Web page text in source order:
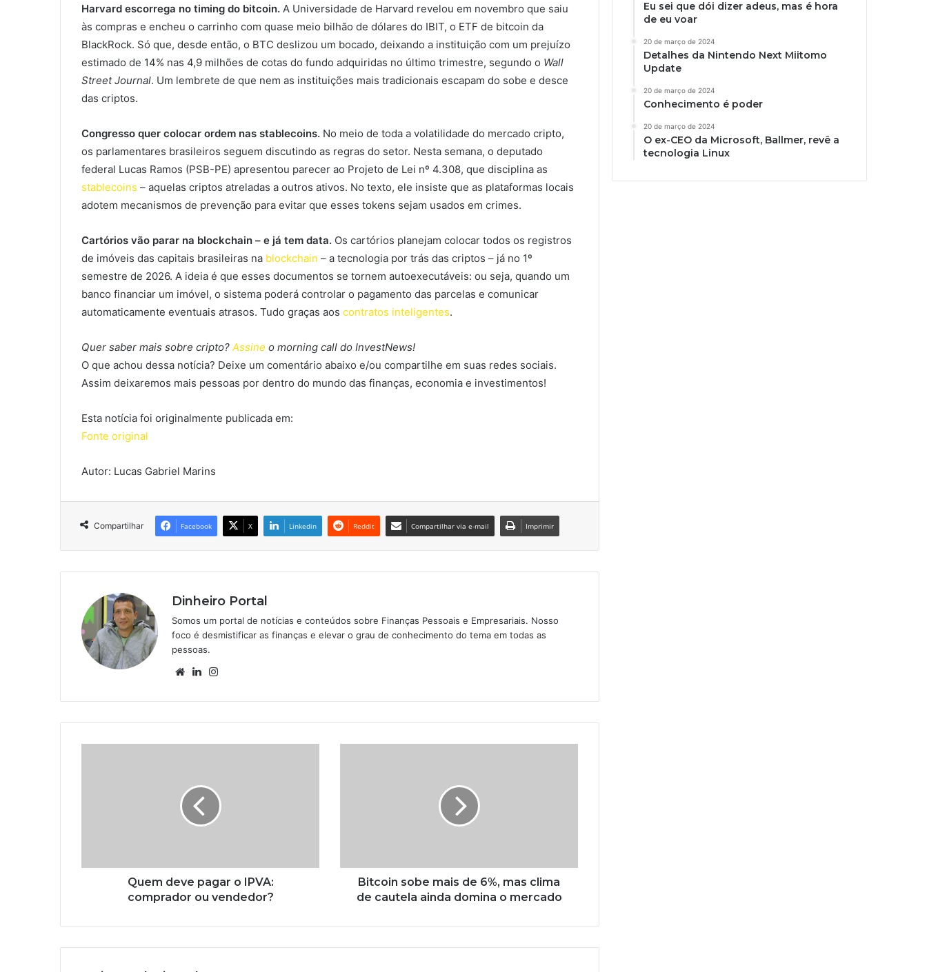
Harvard escorrega no timing do bitcoin. A Universidade de Harvard revelou em novembro que saiu
às compras e encheu o carrinho com quase meio bilhão de dólares do IBIT, o ETF de bitcoin da
BlackRock. Só que, desde então, o BTC deslizou um bocado, deixando a instituição com um prejuízo
estimado de 14% nas 4,9 milhões de cotas do fundo adquiridas no último trimestre, segundo o Wall
Street Journal. Um lembrete de que nem as instituições mais tradicionais escapam do sobe e desce
das criptos.
Congresso quer colocar ordem nas stablecoins. No meio de toda a volatilidade do mercado cripto,
os parlamentares brasileiros seguem discutindo as regras do setor. Nesta semana, o deputado
federal Lucas Ramos (PSB-PE) apresentou parecer ao Projeto de Lei nº 4.308, que disciplina as
stablecoins – aquelas criptos atreladas a outros ativos. No texto, ele insiste que as plataformas locais
adotem mecanismos de prevenção para evitar que esses tokens sejam usados em crimes.
Cartórios vão parar na blockchain – e já tem data. Os cartórios planejam colocar todos os registros
de imóveis das capitais brasileiras na blockchain – a tecnologia por trás das criptos – já no 1º
semestre de 2026. A ideia é que esses documentos se tornem autoexecutáveis: ou seja, quando um
banco financiar um imóvel, o sistema poderá controlar o pagamento das parcelas e comunicar
automaticamente eventuais atrasos. Tudo graças aos contratos inteligentes.
Quer saber mais sobre cripto? Assine o morning call do InvestNews!
O que achou dessa notícia? Deixe um comentário abaixo e/ou compartilhe em suas redes sociais.
Assim deixaremos mais pessoas por dentro do mundo das finanças, economia e investimentos!
Esta notícia foi originalmente publicada em:
Fonte original
Autor: Lucas Gabriel Marins
Compartilhar Facebook X Linkedin Reddit Compartilhar via e-mail Imprimir
Dinheiro Portal
Somos um portal de notícias e conteúdos sobre Finanças Pessoais e Empresariais. Nosso
foco é desmistificar as finanças e elevar o grau de conhecimento do tema em todas as
pessoas.
WebsiteLinkedin
Quem deve pagar o IPVA:
comprador ou vendedor?
Bitcoin sobe mais de 6%, mas clima
de cautela ainda domina o mercado
Eu sei que dói dizer adeus, mas é hora
de eu voar
20 de março de 2024
Detalhes da Nintendo Next Miitomo
Update
20 de março de 2024
Conhecimento é poder
20 de março de 2024
O ex-CEO da Microsoft, Ballmer, revê a
tecnologia Linux